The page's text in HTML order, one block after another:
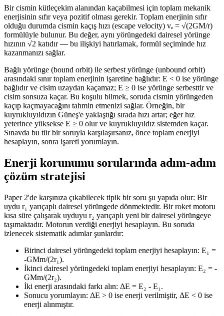
Bir cismin kütleçekim alanından kaçabilmesi için toplam mekanik
enerjisinin sıfır veya pozitif olması gerekir. Toplam enerjinin sıfır
olduğu durumda cismin kaçış hızı (escape velocity) vₑ = √(2GM/r)
formülüyle bulunur. Bu değer, aynı yörüngedeki dairesel yörünge
hızının √2 katıdır — bu ilişkiyi hatırlamak, formül seçiminde hız
kazanmanızı sağlar.
Bağlı yörünge (bound orbit) ile serbest yörünge (unbound orbit)
arasındaki sınır toplam enerjinin işaretine bağlıdır: E < 0 ise yörünge
bağlıdır ve cisim uzaydan kaçamaz; E ≥ 0 ise yörünge serbesttir ve
cisim sonsuza kaçar. Bu koşulu bilmek, soruda cismin yörüngeden
kaçıp kaçmayacağını tahmin etmenizi sağlar. Örneğin, bir
kuyrukluyıldızın Güneş'e yaklaştığı sırada hızı artar; eğer hız
yeterince yüksekse E ≥ 0 olur ve kuyrukluyıldız sistemden kaçar.
Sınavda bu tür bir soruyla karşılaşırsanız, önce toplam enerjiyi
hesaplayın, sonra işareti yorumlayın.
Enerji korunumu sorularında adım-adım
çözüm stratejisi
Paper 2'de karşınıza çıkabilecek tipik bir soru şu yapıda olur: Bir
uydu r₁ yarıçaplı dairesel yörüngede dönmektedir. Bir roket motoru
kısa süre çalışarak uyduyu r₂ yarıçaplı yeni bir dairesel yörüngeye
taşımaktadır. Motorun verdiği enerjiyi hesaplayın. Bu soruda
izlenecek sistematik adımlar şunlardır:
Birinci dairesel yörüngedeki toplam enerjiyi hesaplayın: E₁ =
-GMm/(2r₁).
İkinci dairesel yörüngedeki toplam enerjiyi hesaplayın: E₂ = -
GMm/(2r₂).
İki enerji arasındaki farkı alın: ΔE = E₂ - E₁.
Sonucu yorumlayın: ΔE > 0 ise enerji verilmiştir, ΔE < 0 ise
enerji alınmıştır.